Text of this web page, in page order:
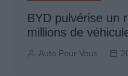
BYD pulvérise un
millions de
Auto Pour Vous